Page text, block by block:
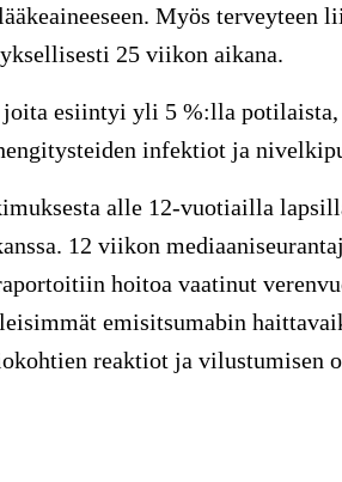
Myös terveyteen
25 viikon aikana.
joita esiintyi yli 5 %:lla
infektiot ja
alle 12-vuotiailla
12 viikon
hoitoa vaatinut
emisitsumabin
reaktiot ja vilustumisen